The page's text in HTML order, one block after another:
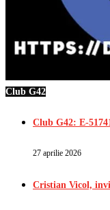
Club G42
Club G42: E-
27 aprilie 2026
Cristian Vicol,